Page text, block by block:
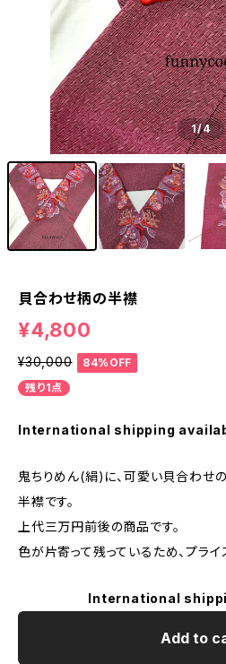
1/4
貝合わせ柄の半襟
¥4,800
¥30,000
84%OFF
残り1点
International shipping
鬼ちりめん(絹)に、可愛い貝合わせ
半襟です。
上代三万円前後の商品です。
色が片寄って残っているため、プライ
International
Add to